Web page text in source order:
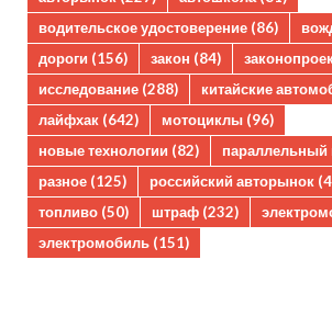
водительское удостоверение (86)
дороги (156) закон (84)
исследование (288) китайские
лайфхак (642) мотоциклы (96)
новые технологии (82) параллельный
разное (125) российский авторынок
топливо (50) штраф (232)
электромобиль (151)